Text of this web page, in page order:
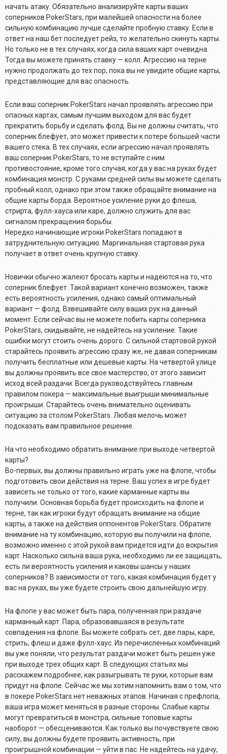
начать атаку. Обязательно анализируйте карты ваших
соперников PokerStars, при малейшей опасности на более
сильную комбинацию лучше сделайте пробную ставку. Если в
ответ на наш бет последует рейз, то желательно скинуть карты.
Но только не в тех случаях, когда сила ваших карт очевидна.
Тогда вы можете принять ставку — колл. Агрессию на терне
нужно продолжать до тех пор, пока вы не увидите общие карты,
представляющие для вас опасность.
Если ваш соперник PokerStars начал проявлять агрессию при
опасных картах, самым лучшим выходом для вас будет
прекратить борьбу и сделать фолд. Вы не должны считать, что
соперник блефует, это может привести к потере большей части
вашего стека. В тех случаях, если агрессию начал проявлять
ваш соперник PokerStars, то не вступайте с ним
противостояние, кроме того случая, когда у вас на руках будет
комбинация монстр. С руками средней силы вы можете сделать
пробный колл, однако при этом также обращайте внимание на
общие карты борда. Вероятное усиление руки до флеша,
стрирта, фулл-хауса или каре, должно служить для вас
сигналом прекращения борьбы.
Нередко начинающие игроки PokerStars попадают в
затруднительную ситуацию. Маргинальная стартовая рука
получает в ответ очень крупную ставку.
Новички обычно жалеют бросать карты и надеются на то, что
соперник блефует. Такой вариант конечно возможен, также
есть вероятность усиления, однако самый оптимальный
вариант — фолд. Взвешивайте силу ваших рук на данный
момент. Если сейчас вы не можете побить карты соперника
PokerStars, скидывайте, не надейтесь на усиление. Такие
ошибки могут стоить очень дорого. С сильной стартовой рукой
старайтесь проявить агрессию сразу же, не давая соперникам
получить бесплатные или дешевые карты. На четвертой улице
вы должны проявить все свое мастерство, от этого зависит
исход всей раздачи. Всегда руководствуйтесь главным
правилом покера — максимальные выигрыши минимальные
проигрыши. Старайтесь очень внимательно оценивать
ситуацию за столом PokerStars. Любая мелочь может
подсказать вам правильное решение.
На что необходимо обратить внимание при выходе четвертой
карты?
Во-первых, вы должны правильно играть уже на флопе, чтобы
подготовить свои действия на терне. Ваш успех в игре будет
зависеть не только от того, какие карманные карты вы
получили. Основная борьба будет происходить на флопе и
терне, так как игроки будут обращать внимание на общие
карты, а также на действия оппонентов PokerStars. Обратите
внимание на ту комбинацию, которую вы получили на флопе,
возможно именно с этой рукой вам придется идти до вскрытия
карт. Насколько сильна ваша рука, необходимо ли ее защищать,
есть ли вероятность усиления и каковы шансы у наших
соперников? В зависимости от того, какая комбинация будет у
вас на руках, вы уже будете строить свою дальнейшую игру.
На флопе у вас может быть пара, полученная при раздаче
карманный карт. Пара, образовавшаяся в результате
совпадения на флопе. Вы можете собрать сет, две пары, каре,
стрить, флеш и даже фулл-хаус. Из перечисленных комбинаций
вы уже поняли, что результат раздачи может быть решен уже
при выходе трех общих карт. В следующих статьях мы
расскажем подробнее, как разыгрывать те руки, которые вам
придут на флопе. Сейчас же мы хотим напомнить вам о том, что
в покере PokerStars нет неважных этапов. Начиная с префлопа,
ваша игра может меняться в разные стороны. Слабые карты
могут превратиться в монстра, сильные топовые карты
наоборот — обесцениваются. Как только вы почувствуете свою
силу, вы должны будете проявить активность, при
проигрышной комбинации — уйти в пас. Не надейтесь на удачу,